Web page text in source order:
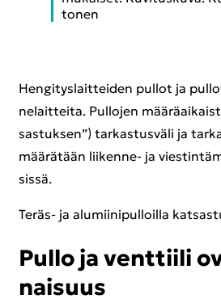
to­nen
Hen­gi­tys­lait­tei­den pul­lot ja
ne­lait­tei­ta. Pul­lo­jen
sas­tuk­sen”) tar­kas­tus­vä­li ja
mää­rä­tään liikenne-​ ja
sis­sä.
Teräs-​ ja alu­mii­ni­pul­loil­la
Pullo ja vent­tii­li
nai­suus